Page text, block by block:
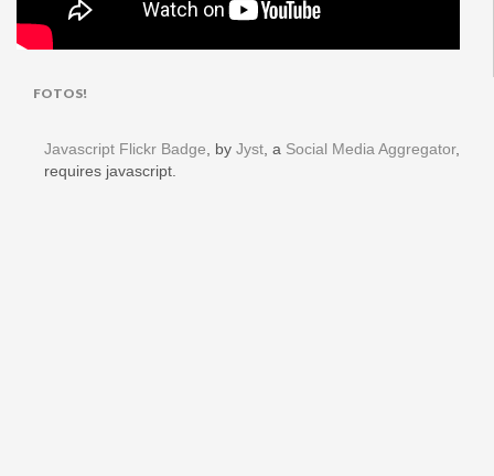
FOTOS!
Javascript Flickr Badge , by Jyst , a Social Media Aggregator,
requires javascript.